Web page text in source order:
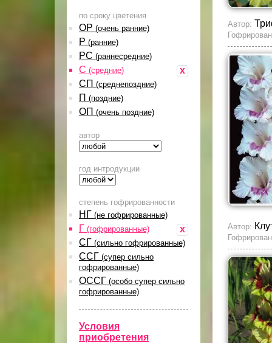
по сроку цветения
ОР (очень ранние)
Р (ранние)
РС (раннесредние)
x
С (средние)
СП (среднепоздние)
П (поздние)
ОП (очень поздние)
автор
год интродукции
степень гофрированности
НГ (не гофрированные)
x
Г (гофрированные)
СГ (сильно гофрированные)
ССГ (супер сильно
гофрированные)
ОССГ (особо супер сильно
гофрированные)
Условия
приобретения
Автор:
Автор: